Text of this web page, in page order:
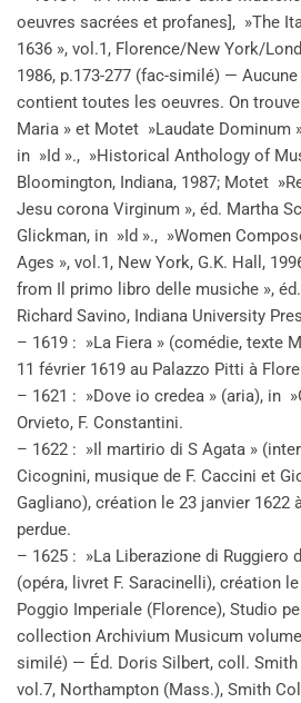
oeuvres sacrées et profanes], »The
1636 », vol.1, Florence/New York/
1986, p.173-277 (fac-similé) —
contient toutes les oeuvres. On
Maria » et Motet »Laudate Dominum
in »Id »., »Historical Anthology of
Bloomington, Indiana, 1987; Motet
Jesu corona Virginum », éd. Martha
Glickman, in »Id »., »Women
Ages », vol.1, New York, G.K. Hall,
from Il primo libro delle musiche »,
Richard Savino, Indiana University
– 1619 : »La Fiera » (comédie, texte
11 février 1619 au Palazzo Pitti à
– 1621 : »Dove io credea » (aria), in
Orvieto, F. Constantini.
– 1622 : »Il martirio di S Agata »
Cicognini, musique de F. Caccini et
Gagliano), création le 23 janvier 1622
perdue.
– 1625 : »La Liberazione di Ruggiero
(opéra, livret F. Saracinelli), création
Poggio Imperiale (Florence), Studio
collection Archivium Musicum
similé) — Éd. Doris Silbert, coll.
vol.7, Northampton (Mass.), Smith